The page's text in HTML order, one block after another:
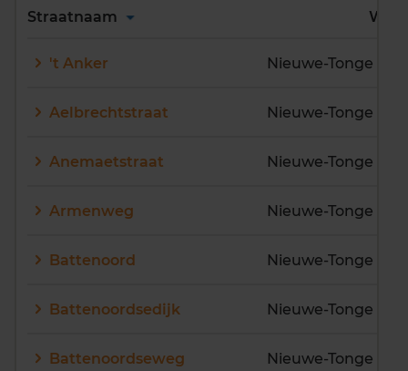
Alles
P
Q
R S U
V
Straatnaam Wijk
't Anker Nieuwe-Tonge
Aelbrechtstraat Nieuwe-Tonge
Anemaetstraat Nieuwe-Tonge
Armenweg Nieuwe-Tonge
Battenoord Nieuwe-Tonge
Battenoordsedijk Nieuwe-Tonge
Battenoordseweg Nieuwe-Tonge